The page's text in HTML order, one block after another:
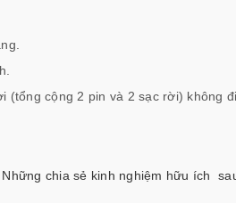
cộng 2 pin và 2 sạc rời) không
chia sẻ kinh nghiệm hữu ích